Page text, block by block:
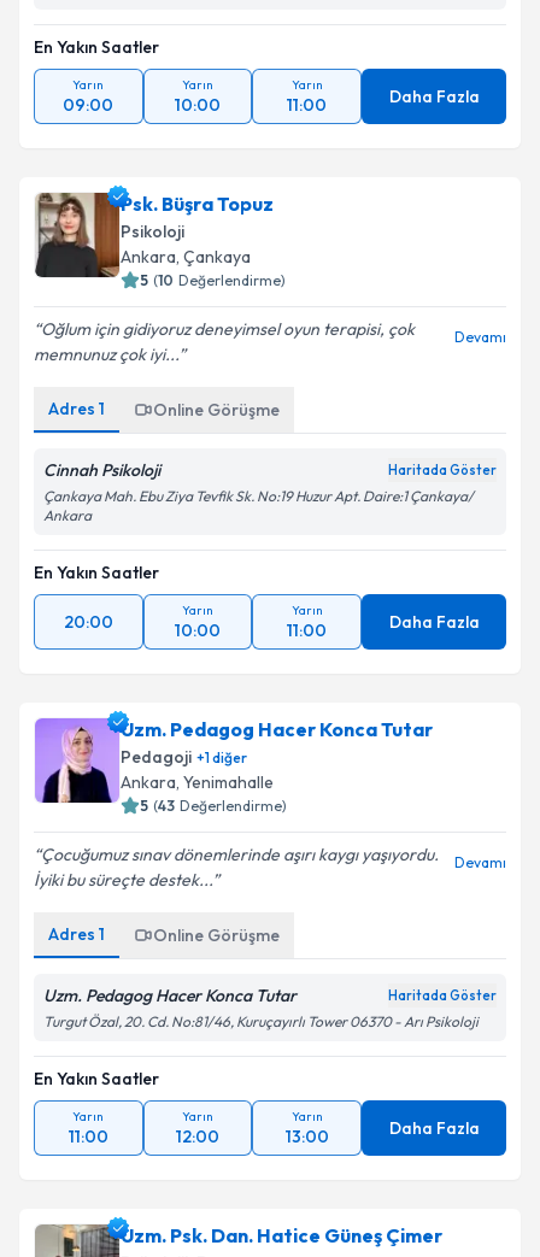
En Yakın Saatler
Yarın
09:00
Yarın
10:00
Yarın
11:00 Daha Fazla
Psk. Büşra Topuz
Psikoloji
Ankara, Çankaya
5 (10 Değerlendirme)
Oğlum için gidiyoruz deneyimsel oyun terapisi, çok
memnunuz çok iyi...
Devamı
Adres 1 Online Görüşme
Cinnah Psikoloji Haritada Göster
Çankaya Mah. Ebu Ziya Tevfik Sk. No:19 Huzur Apt. Daire:1 Çankaya/
Ankara
En Yakın Saatler
20:00
Yarın
10:00
Yarın
11:00 Daha Fazla
Uzm. Pedagog Hacer Konca Tutar
Pedagoji +1diğer
Ankara, Yenimahalle
5 (43 Değerlendirme)
Çocuğumuz sınav dönemlerinde aşırı kaygı yaşıyordu.
İyiki bu süreçte destek...
Devamı
Adres 1 Online Görüşme
Uzm. Pedagog Hacer Konca Tutar Haritada Göster
Turgut Özal, 20. Cd. No:81/46, Kuruçayırlı Tower 06370 - Arı Psikoloji
En Yakın Saatler
Yarın
11:00
Yarın
12:00
Yarın
13:00 Daha Fazla
Uzm. Psk. Dan. Hatice Güneş Çimer